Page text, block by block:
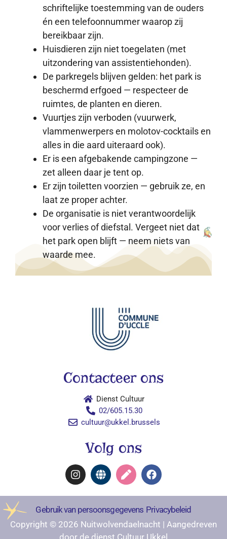
schriftelijke toestemming van de ouders
én een telefoonnummer waarop zij
bereikbaar zijn.
Huisdieren zijn niet toegelaten (met
uitzondering van assistentiehonden).
De parkregels blijven gelden: het park is
beschermd erfgoed — respecteer de
ruimtes, de planten en dieren.
Vuurtjes zijn verboden (vuurwerk,
vlammenwerpers en molotov-cocktails en
alles in die aard uiteraard ook).
Er is een afgebakende campingzone —
zet alleen daar je tent op.
Er zijn toiletten voorzien — gebruik ze, en
laat ze proper achter.
De organisatie is niet verantwoordelijk
voor verlies of diefstal. Vergeet niet dat
het park open blijft — neem niets van
waarde mee.
Contacteer ons
Dienst Cultuur
02/605.15.30
cultuur@ukkel.brussels
Volg ons
Copyright © 2026 Nuitwolvendaelnacht | Aangedreven
door de dienst Cultuur Ukkel
Gebruik van persoonsgegevens Privacybeleid